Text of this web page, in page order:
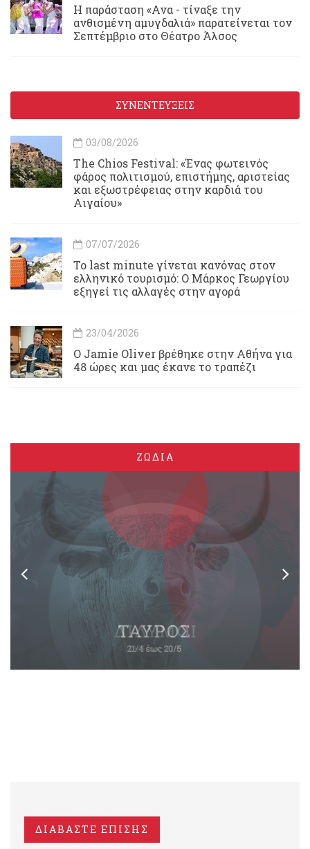
Η παράσταση «Ανα - τίναξε την
ανθισμένη αμυγδαλιά» παρατείνεται τον
Σεπτέμβριο στο Θέατρο Άλσος
ΣΥΝΕΝΤΕΥΞΕΙΣ
03/08/2026
Τhe Chios Festival: «Ένας φωτεινός
φάρος πολιτισμού, επιστήμης, αριστείας
και εξωστρέφειας στην καρδιά του
Αιγαίου»
07/07/2026
Το last minute γίνεται κανόνας στον
ελληνικό τουρισμό: Ο Μάρκος Γεωργίου
εξηγεί τις αλλαγές στην αγορά
23/04/2026
Ο Jamie Oliver βρέθηκε στην Αθήνα για
48 ώρες και μας έκανε το τραπέζι
ΖΩΔΙΑ
ΔΙΑΒΑΣΤΕ ΕΠΙΣΗΣ